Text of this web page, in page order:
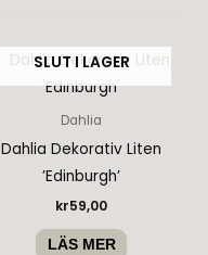
SLUT I LAGER
Dahlia
Dahlia Dekorativ Liten
’Edinburgh’
kr59,00
LÄS MER